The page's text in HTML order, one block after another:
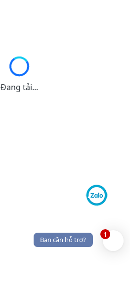
Đang tải...
1
Bạn cần hỗ trợ?